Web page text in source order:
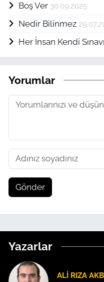
Boş Ver 30.09.2025
Nedir Bilinmez
Her İnsan Kendi
Yorumlar
Gönder
Yazarlar
ALI RIZA